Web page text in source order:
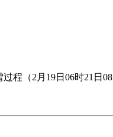
程（2月19日06时21日